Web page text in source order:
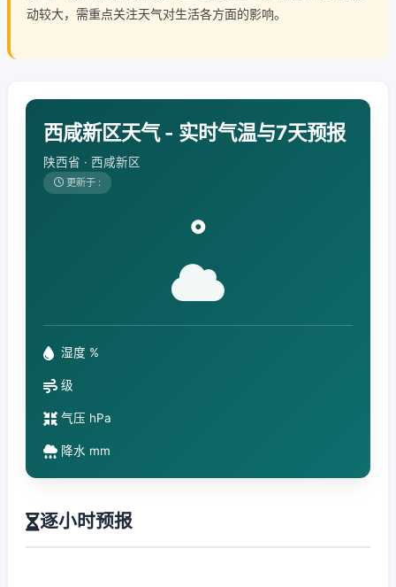
动较大，需重点关注天气对生活各方面的影响。
西咸新区天气 - 实时气温与7天预报
陕西省 · 西咸新区
更新于 :
°
湿度 %
级
气压 hPa
降水 mm
逐小时预报